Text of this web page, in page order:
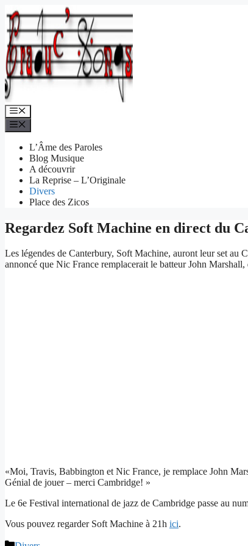
Aller
au
contenu
Menu
L’Âme des Paroles
Blog Musique
A découvrir
La Reprise – L’Originale
Divers
Place des Zicos
Regardez Soft Machine en direct du
Les légendes de Canterbury, Soft Machine, auront leur set au
annoncé que Nic France remplacerait le batteur John Marshall,
«Moi, Travis, Babbington et Nic France, je remplace John
Génial de jouer – merci Cambridge! »
Le 6e Festival international de jazz de Cambridge passe au
Vous pouvez regarder Soft Machine à 21h ici.
Catégories